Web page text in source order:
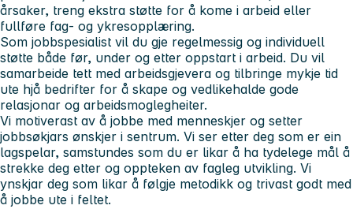
årsaker, treng ekstra støtte for å kome i arbeid eller
fullføre fag- og ykresopplæring.
Som jobbspesialist vil du gje regelmessig og individuell
støtte både før, under og etter oppstart i arbeid. Du vil
samarbeide tett med arbeidsgjevera og tilbringe mykje tid
ute hjå bedrifter for å skape og vedlikehalde gode
relasjonar og arbeidsmoglegheiter.
Vi motiverast av å jobbe med menneskjer og setter
jobbsøkjars ønskjer i sentrum. Vi ser etter deg som er ein
lagspelar, samstundes som du er likar å ha tydelege mål å
strekke deg etter og oppteken av fagleg utvikling. Vi
ynskjar deg som likar å følgje metodikk og trivast godt med
å jobbe ute i feltet.